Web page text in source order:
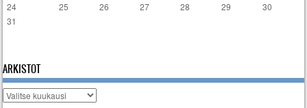
24
25 26 27 28 29
30
31
ARKISTOT
Arkistot